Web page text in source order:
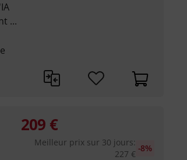
...
209 €
Meilleur prix sur 30 jours:
227 €
-8%